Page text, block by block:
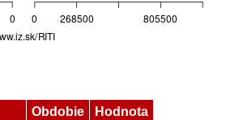
Obdobie
Hodnota